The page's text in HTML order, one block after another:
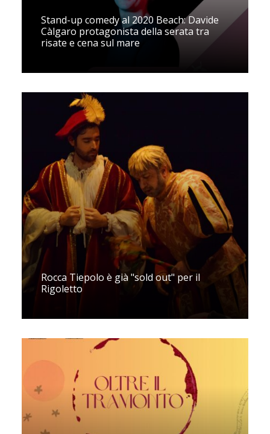
Stand-up comedy al 2020 Beach: Davide
Càlgaro protagonista della serata tra
risate e cena sul mare
Rocca Tiepolo è già "sold out" per il
Rigoletto